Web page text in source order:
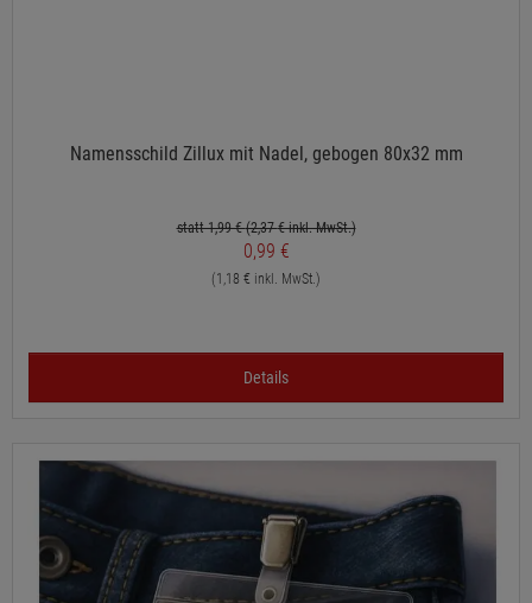
Namensschild Zillux mit Nadel, gebogen 80x32 mm
statt 1,99 €(2,37€ inkl. MwSt.)
0,99 €
(1,18 € inkl. MwSt.)
Details